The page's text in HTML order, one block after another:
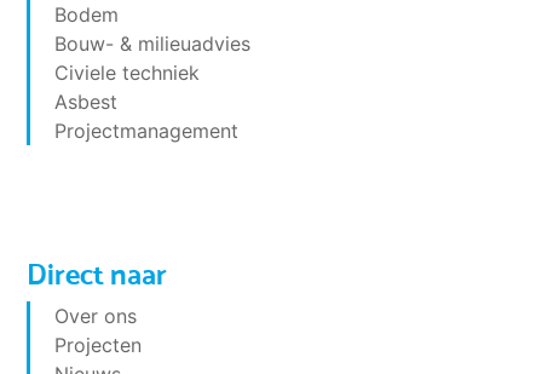
Bodem
Bouw- & milieuadvies
Civiele techniek
Asbest
Projectmanagement
Direct naar
Over ons
Projecten